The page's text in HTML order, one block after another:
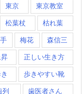
東京 東京教室
松葉杖 枯れ葉
梅花 森信三
正しい生き方
歩きやすい靴
列 歯医者さん